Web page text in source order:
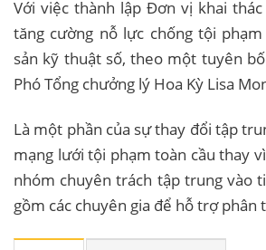
Với việc thành lập Đơn vị khai thác
tăng cường nỗ lực chống tội
sản kỹ thuật số, theo một tuyên
Phó Tổng chưởng lý Hoa Kỳ Lisa
Là một phần của sự thay đổi tập
mạng lưới tội phạm toàn cầu thay
nhóm chuyên trách tập trung vào
gồm các chuyên gia để hỗ trợ phân